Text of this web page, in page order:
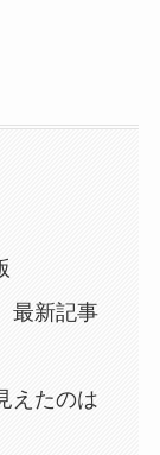
最新記事
えたのは